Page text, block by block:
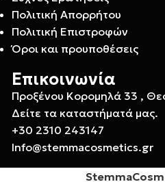
Πολιτική Απορρήτου
Πολιτική Επιστροφών
Όροι και προυποθέσεις
Επικοινωνία
Προξένου Κορομηλά 33 ,
Δείτε τα καταστήματά μας.
+30 2310 243147
Info@stemmacosmetics.gr